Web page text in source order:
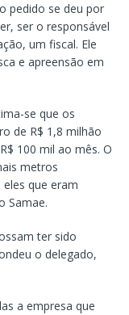
pedido se deu por
ser o responsável
um fiscal. Ele
e apreensão em
se que os
de R$ 1,8 milhão
100 mil ao mês. O
metros
que eram
Samae.
ter sido
o delegado,
a empresa que